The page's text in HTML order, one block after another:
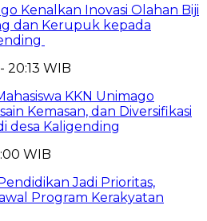
Kenalkan Inovasi Olahan Biji
dan Kerupuk kepada
20:13 WIB
KKN Unimago
Kemasan, dan Diversifikasi
desa Kaligending
WIB
Jadi Prioritas,
Program Kerakyatan